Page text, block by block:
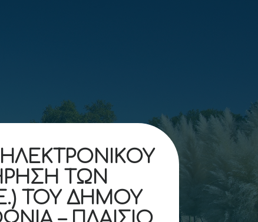
ΤΩΝ
ΤΟΥ ΔΗΜΟΥ